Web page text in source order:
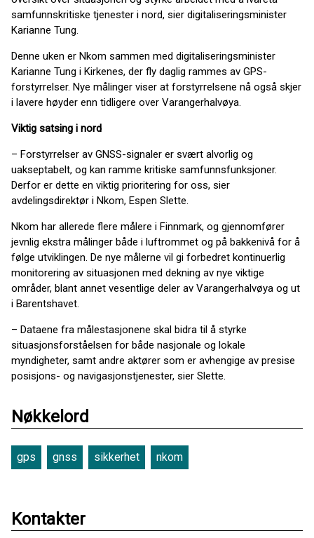
samfunnskritiske tjenester i nord, sier digitaliseringsminister
Karianne Tung.
Denne uken er Nkom sammen med digitaliseringsminister
Karianne Tung i Kirkenes, der fly daglig rammes av GPS-
forstyrrelser. Nye målinger viser at forstyrrelsene nå også skjer
i lavere høyder enn tidligere over Varangerhalvøya.
Viktig satsing i nord
– Forstyrrelser av GNSS-signaler er svært alvorlig og
uakseptabelt, og kan ramme kritiske samfunnsfunksjoner.
Derfor er dette en viktig prioritering for oss, sier
avdelingsdirektør i Nkom, Espen Slette.
Nkom har allerede flere målere i Finnmark, og gjennomfører
jevnlig ekstra målinger både i luftrommet og på bakkenivå for å
følge utviklingen. De nye målerne vil gi forbedret kontinuerlig
monitorering av situasjonen med dekning av nye viktige
områder, blant annet vesentlige deler av Varangerhalvøya og ut
i Barentshavet.
– Dataene fra målestasjonene skal bidra til å styrke
situasjonsforståelsen for både nasjonale og lokale
myndigheter, samt andre aktører som er avhengige av presise
posisjons- og navigasjonstjenester, sier Slette.
Nøkkelord
gps gnss sikkerhet nkom
Kontakter